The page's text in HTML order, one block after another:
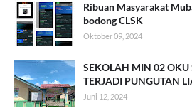
Ribuan Masyarakat
bodong CLSK
Oktober 09, 2024
SEKOLAH MIN 02 OKU
TERJADI PUNGUTAN
Juni 12, 2024